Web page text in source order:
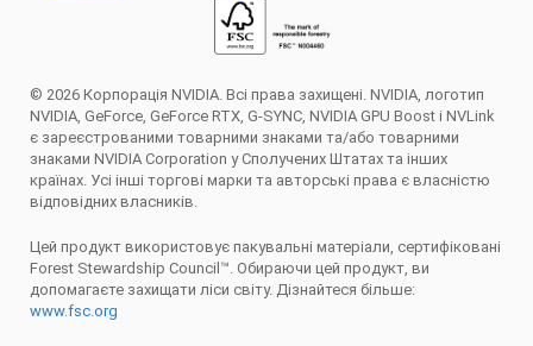
© 2026 Корпорація NVIDIA. Всі права захищені. NVIDIA, логотип
NVIDIA, GeForce, GeForce RTX, G-SYNC, NVIDIA GPU Boost і NVLink
є зареєстрованими товарними знаками та/або товарними
знаками NVIDIA Corporation у Сполучених Штатах та інших
країнах. Усі інші торгові марки та авторські права є власністю
відповідних власників.
Цей продукт використовує пакувальні матеріали, сертифіковані
Forest Stewardship Council™. Обираючи цей продукт, ви
допомагаєте захищати ліси світу. Дізнайтеся більше:
www.fsc.org